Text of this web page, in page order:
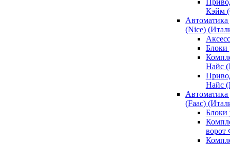
Кэйм
(Nice)
Блоки
Найс
Найс
(Faac)